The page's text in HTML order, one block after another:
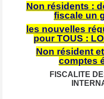
Non résidents :
fiscale un
les nouvelles
pour TOUS :
Non résident
comptes
FISCALITE